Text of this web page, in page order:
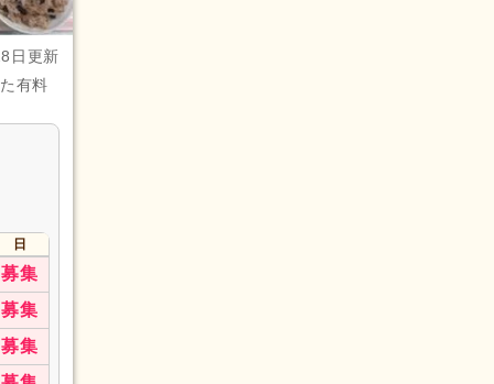
ー）
日更新
有料
日
募集
募集
募集